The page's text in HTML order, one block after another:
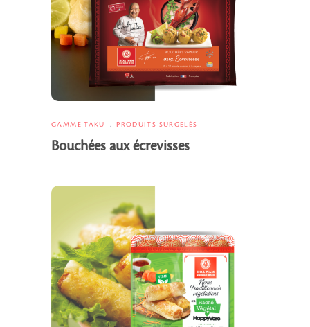
GAMME TAKU PRODUITS SURGELÉS
Bouchées aux écrevisses